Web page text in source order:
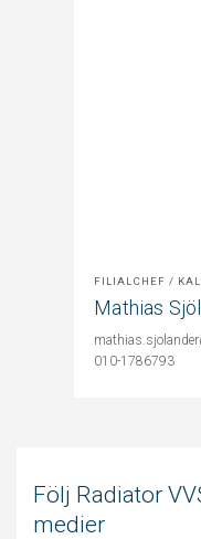
FILIALCHEF /
Mathias
010-1786793
Följ Radiator
medier